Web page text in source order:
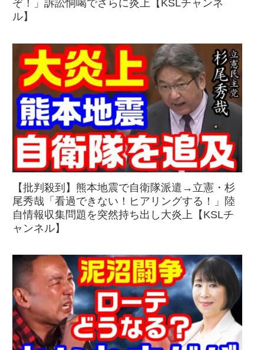
ぞ！」訴訟恫喝でさらに炎上【KSLチャンネ
ル】
【批判殺到】熊本地震で自衛隊派遣→立憲・杉
尾秀哉「看過できない！ヒアリングする！」陸
自情報収集問題を突然持ち出し大炎上【KSLチ
ャンネル】